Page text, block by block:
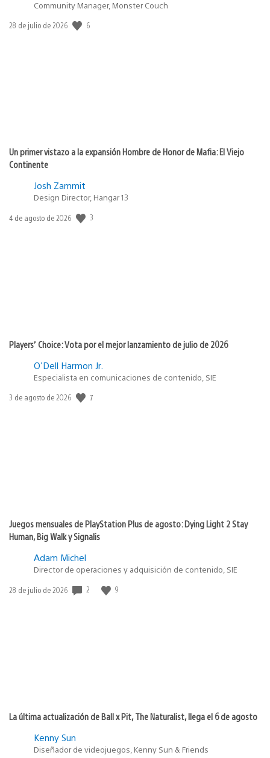
Community Manager, Monster Couch
Fecha
28 de julio de 2026 6
Un primer vistazo a la expansión Hombre de Honor de Mafia: El Viejo
Continente
Josh Zammit
Design Director, Hangar 13
Fecha
4 de agosto de 2026 3
Players’ Choice: Vota por el mejor lanzamiento de julio de 2026
O'Dell Harmon Jr.
Especialista en comunicaciones de contenido, SIE
Fecha
3 de agosto de 2026 7
Juegos mensuales de PlayStation Plus de agosto: Dying Light 2 Stay
Human, Big Walk y Signalis
Adam Michel
Director de operaciones y adquisición de contenido, SIE
Fecha
28 de julio de 2026 2 9
La última actualización de Ball x Pit, The Naturalist, llega el 6 de agosto
Kenny Sun
Diseñador de videojuegos, Kenny Sun & Friends